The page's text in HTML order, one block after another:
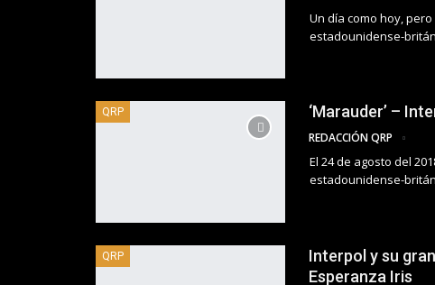
Un día como hoy,
estadounidense-
QRP ‘Marauder’ –
REDACCIÓN QRP
El 24 de agosto del
estadounidense-
QRP
Interpol y su
Esperanza Iris